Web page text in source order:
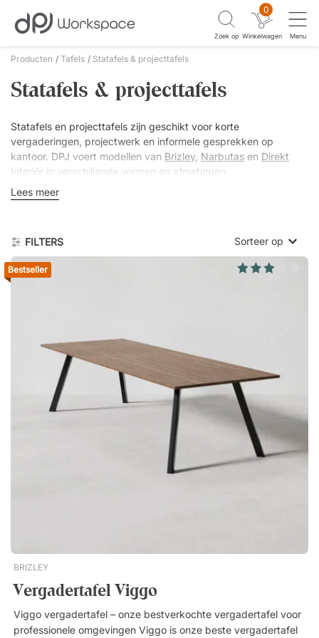
Zoek op
0
Winkelwagen Menu
Producten Tafels Statafels & projecttafels
Statafels & projecttafels
Statafels en projecttafels zijn geschikt voor korte
vergaderingen, projectwerk en informele gesprekken op
kantoor. DPJ voert modellen van Brizley, Narbutas en Direkt
Interiör in verschillende vormen en afmetingen.
Ronde modellen zijn goed geschikt voor staande meetings en
workshops. De tafelbladen zijn uitgevoerd in laminaat, linoleum
of fineer, robuuste oppervlakken voor dagelijks gebruik. De
onderstellen zijn van poedergecoat metaal in zwart, wit of grijs
Lees meer
FILTERS Sorteer op
Laagste prijs
Bestseller
BRIZLEY
Vergadertafel Viggo
Viggo vergadertafel – onze bestverkochte vergadertafel voor
professionele omgevingen Viggo is onze beste vergadertafel